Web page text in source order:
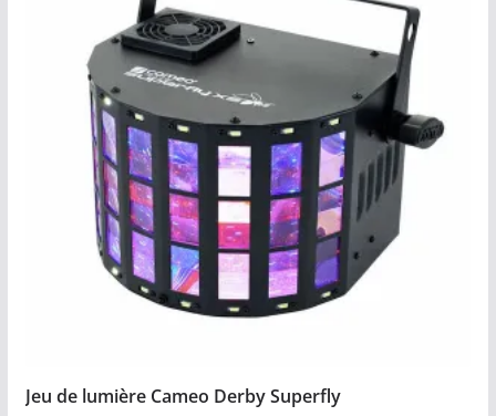
Jeu de lumière Cameo Derby Superfly